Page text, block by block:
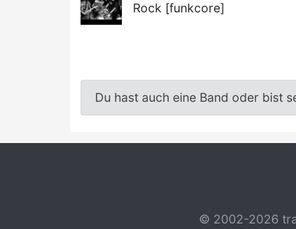
Rock [funkcore]
Du hast auch eine Band oder bist
© 2002-2026